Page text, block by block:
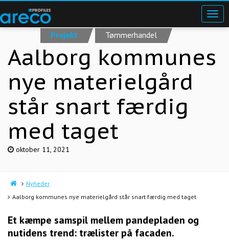
Projekt Tømmerhandel
Aalborg kommunes
nye materielgård
står snart færdig
med taget
oktober 11, 2021
Nyheder
Aalborg kommunes nye materielgård står snart færdig med taget
Et kæmpe samspil mellem pandepladen og
nutidens trend: trælister på facaden.